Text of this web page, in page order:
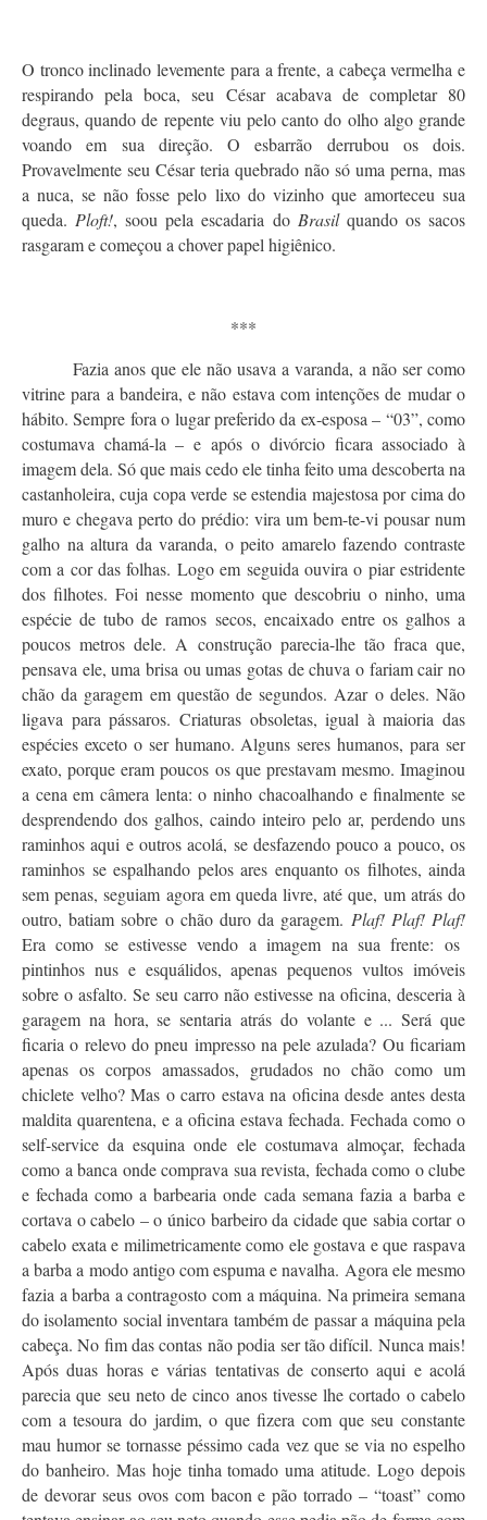
O tronco inclinado levemente para a frente, a cabeça vermelha e
respirando pela boca, seu César acabava de completar 80
degraus, quando de repente viu pelo canto do olho algo grande
voando em sua direção. O esbarrão derrubou os dois.
Provavelmente seu César teria quebrado não só uma perna, mas
a nuca, se não fosse pelo lixo do vizinho que amorteceu sua
queda. Ploft!, soou pela escadaria do Brasilquando os sacos
rasgaram e começou a chover papel higiênico.
***
Fazia anos que ele não usava a varanda, a não ser como
vitrine para a bandeira, e não estava com intenções de mudar o
hábito. Sempre fora o lugar preferido da ex-esposa – “03”, como
costumava chamá-la – e após o divórcio ficara associado à
imagem dela. Só que mais cedo ele tinha feito uma descoberta na
castanholeira, cuja copa verde se estendia majestosa por cima do
muro e chegava perto do prédio: vira um bem-te-vi pousar num
galho na altura da varanda, o peito amarelo fazendo contraste
com a cor das folhas. Logo em seguida ouvira o piar estridente
dos filhotes. Foi nesse momento que descobriu o ninho, uma
espécie de tubo de ramos secos, encaixado entre os galhos a
poucos metros dele. A construção parecia-lhe tão fraca que,
pensava ele, uma brisa ou umas gotas de chuva o fariam cair no
chão da garagem em questão de segundos. Azar o deles. Não
ligava para pássaros. Criaturas obsoletas, igual à maioria das
espécies exceto o ser humano. Alguns seres humanos, para ser
exato, porque eram poucos os que prestavam mesmo. Imaginou
a cena em câmera lenta: o ninho chacoalhando e finalmente se
desprendendo dos galhos, caindo inteiro pelo ar, perdendo uns
raminhos aqui e outros acolá, se desfazendo pouco a pouco, os
raminhos se espalhando pelos ares enquanto os filhotes, ainda
sem penas, seguiam agora em queda livre, até que, um atrás do
outro, batiam sobre o chão duro da garagem. Plaf! Plaf! Plaf!
Era como se estivesse vendo a imagem na sua frente: os
pintinhos nus e esquálidos, apenas pequenos vultos imóveis
sobre o asfalto. Se seu carro não estivesse na oficina, desceria à
garagem na hora, se sentaria atrás do volante e ... Será que
ficaria o relevo do pneu impresso na pele azulada? Ou ficariam
apenas os corpos amassados, grudados no chão como um
chiclete velho? Mas o carro estava na oficina desde antes desta
maldita quarentena, e a oficina estava fechada. Fechada como o
self-service da esquina onde ele costumava almoçar, fechada
como a banca onde comprava sua revista, fechada como o clube
e fechada como a barbearia onde cada semana fazia a barba e
cortava o cabelo – o único barbeiro da cidade que sabia cortar o
cabelo exata e milimetricamente como ele gostava e que raspava
a barba a modo antigo com espuma e navalha. Agora ele mesmo
fazia a barba a contragosto com a máquina. Na primeira semana
do isolamento social inventara também de passar a máquina pela
cabeça. No fim das contas não podia ser tão difícil. Nunca mais!
Após duas horas e várias tentativas de conserto aqui e acolá
parecia que seu neto de cinco anos tivesse lhe cortado o cabelo
com a tesoura do jardim, o que fizera com que seu constante
mau humor se tornasse péssimo cada vez que se via no espelho
do banheiro. Mas hoje tinha tomado uma atitude. Logo depois
de devorar seus ovos com bacon e pão torrado – “toast” como